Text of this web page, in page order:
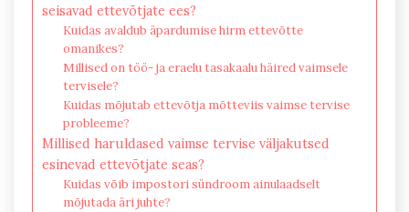
seisavad ettevõtjate ees?
Kuidas avaldub äpardumise hirm ettevõtte
omanikes?
Millised on töö- ja eraelu tasakaalu häired vaimsele
tervisele?
Kuidas mõjutab ettevõtja mõtteviis vaimse tervise
probleeme?
Millised haruldased vaimse tervise väljakutsed
esinevad ettevõtjate seas?
Kuidas võib impostori sündroom ainulaadselt
mõjutada äri juhte?